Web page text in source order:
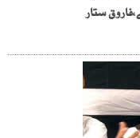
ستار